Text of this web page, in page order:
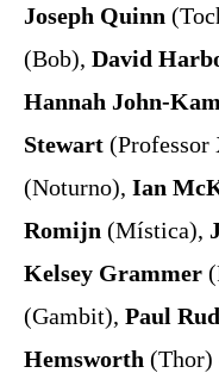
Joseph Quinn
(Bob), David
Hannah John-
Stewart (Professor
(Noturno), Ian
Romijn (Mística),
Kelsey Grammer
(Gambit), Paul
Hemsworth (Thor)